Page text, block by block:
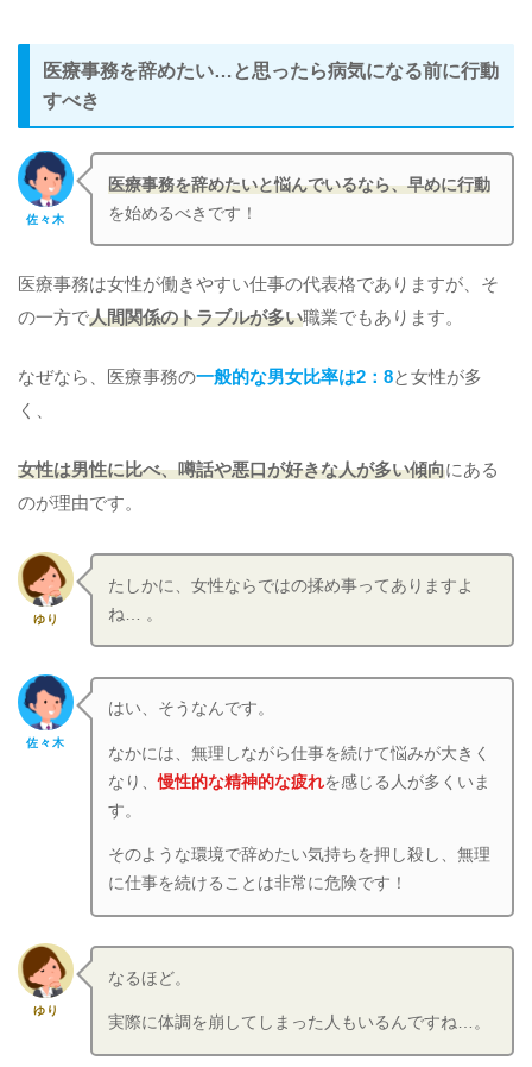
医療事務を辞めたい…と思ったら病気になる前に行動
すべき
佐々木
医療事務を辞めたいと悩んでいるなら、早めに行動
を始めるべきです！
医療事務は女性が働きやすい仕事の代表格でありますが、そ
の一方で人間関係のトラブルが多い職業でもあります。
なぜなら、医療事務の一般的な男女比率は2：8と女性が多
く、
女性は男性に比べ、噂話や悪口が好きな人が多い傾向にある
のが理由です。
ゆり
たしかに、女性ならではの揉め事ってありますよ
ね… 。
佐々木
はい、そうなんです。
なかには、無理しながら仕事を続けて悩みが大きく
なり、慢性的な精神的な疲れを感じる人が多くいま
す。
そのような環境で辞めたい気持ちを押し殺し、無理
に仕事を続けることは非常に危険です！
ゆり
なるほど。
実際に体調を崩してしまった人もいるんですね…。